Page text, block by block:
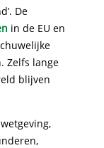
De
in de EU en
Zelfs lange
blijven